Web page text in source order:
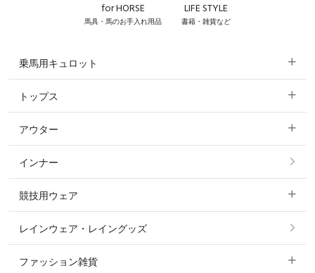
for HORSE
馬具・馬のお手入れ用品
LIFE STYLE
書籍・雑貨など
乗馬用キュロット
すべてのキュロット
フルグリップ・尻革 キュロット
ニーグリップ・膝革 キュロット
トップス
すべてのトップス
ポロシャツ
カットソー・Tシャツ・タンクトップ
アウター
すべてのアウター
コート
ジャケット・ブルゾン
インナー
競技用ウェア
すべての競技用ウェア
ショージャケット
レインウェア・レイングッズ
ファッション雑貨